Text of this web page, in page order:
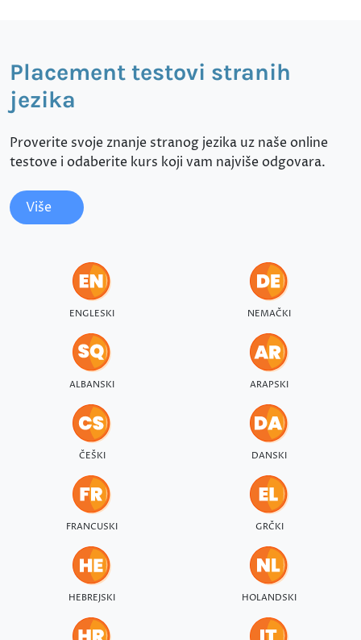
ENGLESKI NEMAČKI
ALBANSKI ARAPSKI
ČEŠKI DANSKI
FRANCUSKI GRČKI
HEBREJSKI HOLANDSKI
Placement testovi stranih
jezika
Proverite svoje znanje stranog jezika uz naše online
testove i odaberite kurs koji vam najviše odgovara.
Više